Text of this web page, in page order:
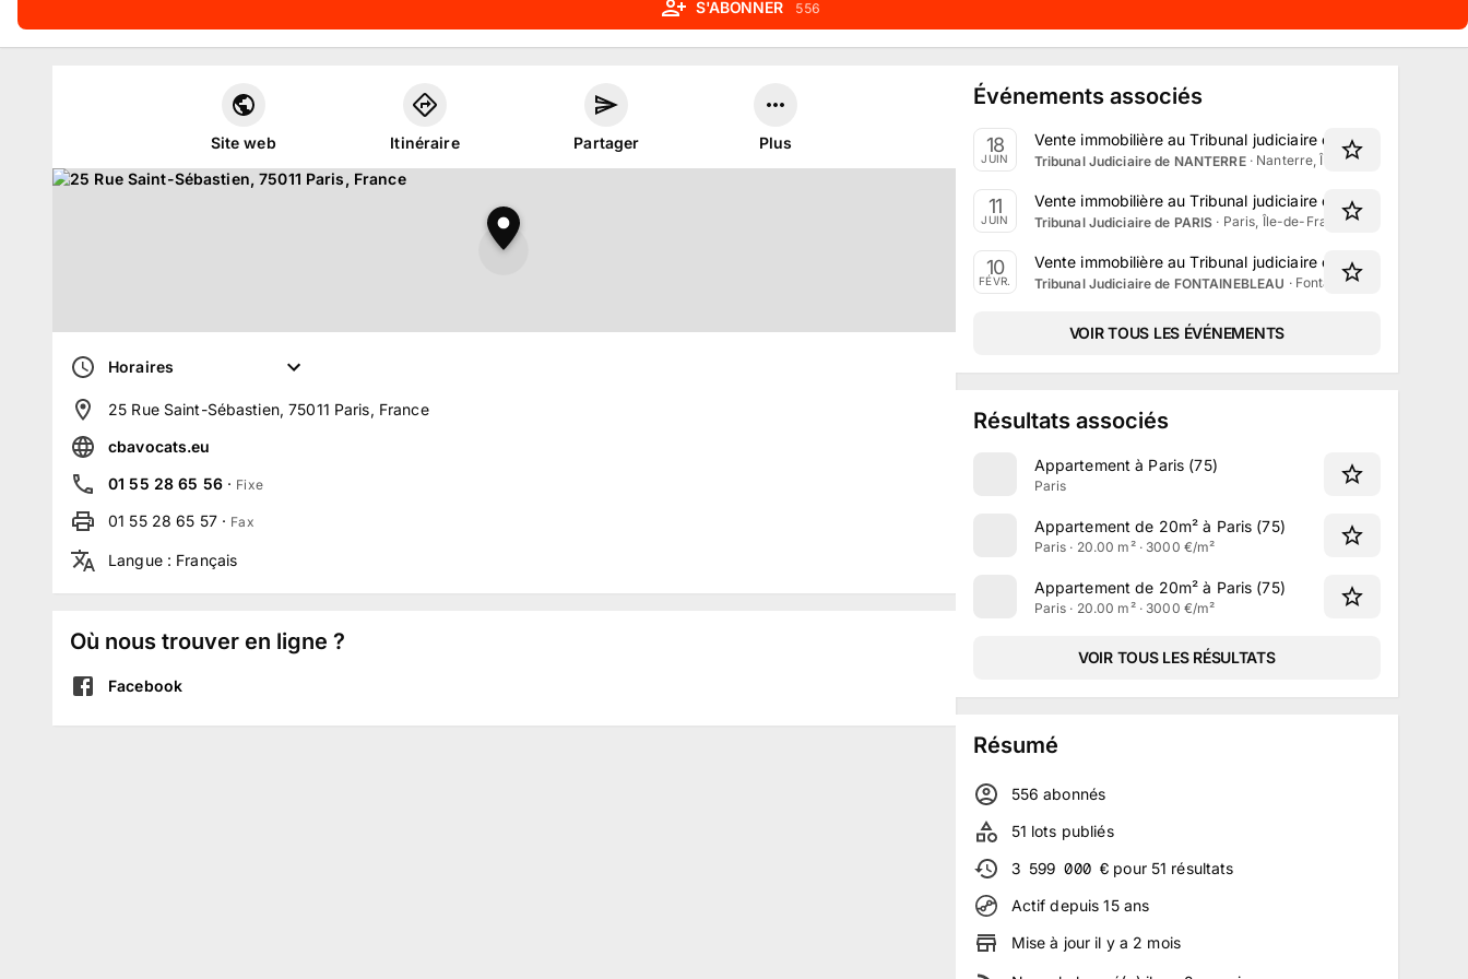
S'ABONNER 556
Site web Itinéraire Partager Plus
Horaires
25 Rue Saint-Sébastien, 75011 Paris, France
cbavocats.eu
01 55 28 65 56 · Fixe
01 55 28 65 57 · Fax
Langue: Français
Où nous trouver en ligne ?
Facebook
Événements associés
18
JUIN
Vente immobilière au Tribunal judiciaire de Nanterre le 18
Tribunal Judiciaire de NANTERRE· Nanterre, Île-de-France
11
JUIN
Vente immobilière au Tribunal judiciaire de Paris le 11 Juin
Tribunal Judiciaire de PARIS · Paris, Île-de-France
10
FÉVR.
Vente immobilière au Tribunal judiciaire de Fontainebleau
Tribunal Judiciaire de FONTAINEBLEAU · Fontainebleau, Île-de-
VOIR TOUS LES ÉVÉNEMENTS
Résultats associés
Appartement à Paris (75)
Paris
Appartement de 20m² à Paris (75)
Paris · 20.00 m² · 3000 €/m²
Appartement de 20m² à Paris (75)
Paris · 20.00 m² · 3000 €/m²
VOIR TOUS LES RÉSULTATS
Résumé
556 abonnés
51 lots publiés
3 599 000 € pour 51 résultats
Actif depuis15 ans
Mise à jour il y a 2 mois